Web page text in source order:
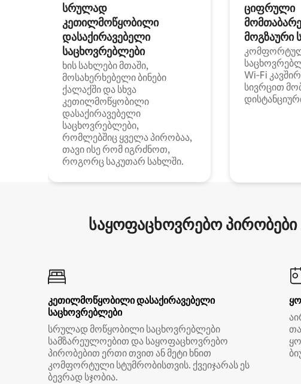
სრულად
კეთილმოწყობილი
დასაქირავებელი
საცხოვრებლები
ხის სახლები მთაში,
მოსახერხებელი ბინები
ქალაქში და სხვა
კეთილმოწყობილი
დასაქირავებელი
საცხოვრებლები,
რომლებშიც ყველა პირობაა,
თავი ისე რომ იგრძნოთ,
როგორც საკუთარ სახლში.
ციფრული
მოგზაური
Wi‑Fi
სივრცით
საყოფაცხოვრებო
კეთილმოწყობილი დასაქირავებელი
საცხოვრებლები
სრულად მოწყობილი საცხოვრებლები
სამზარეულოებით და საყოფაცხოვრებო
პირობებით ერთი თვით ან მეტი ხნით
კომფორტული სტუმრობისთვის. ქვეიჯარას ეს
ბევრად სჯობია.